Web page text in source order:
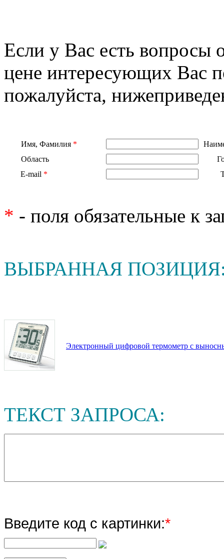
Если у Вас есть вопросы
цене интересующих Вас
пожалуйста,
Имя, Фамилия *
Область
E-mail *
* - поля обязательные к
ВЫБРАННАЯ
Электронный цифровой термометр с
ТЕКСТ ЗАПРОСА:
Введите код с картинки:*